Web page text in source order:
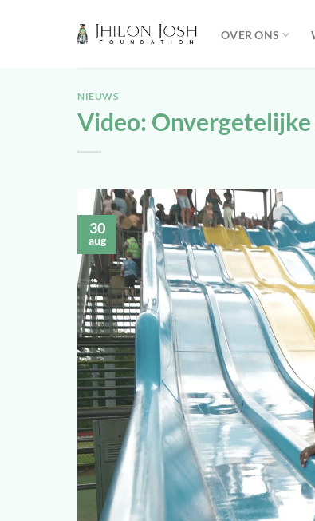
OVER ONS
NIEUWS
Video:
30
aug